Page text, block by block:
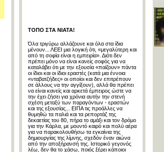
ΤΟΠΟ ΣΤΑ ΝΙΑΤΑ!
Όλα τριγύρω αλλάζουνε και όλα στα ίδια
μένουν... ΛΕΕΙ μια λογική ότι, «μεγαλύτερη και
από τη σοφία είναι η εμπειρία». Διότι δεν
πρέπει μόνο να είναι κανείς σοφός για να
καταλάβει ότι με την εξουσία «παίζουν» πάντα
οι ίδιοι και οι ίδιοι εραστές (κατά μια έννοια
«νταβατζήδες» οι οποίοι και δεν επιτρέπουν
σε άλλους να την αγγίξουν), αλλά θα πρέπει
να είναι κανείς και αρκετά έμπειρος ώστε να
την έχει ζήσει για χρόνια αυτήν την στενή
σχέση μεταξύ των παραγόντων - εραστών
και της εξουσίας... ΕΙΠΑ τις προάλλες να
θυμηθώ τα παλιά και τα ρεπορτάζ της
δεκαετίας του 80, πήρα το αμάξι και τον δρόμο
για την Κάρλα, με μουντό καιρό και πολύ αέρα
για να παρακολουθήσω τα εγκαίνια της
δημιουργίας της λίμνης, σχεδόν έναν αιώνα
από την αποξήρανσή της. Ιστορικό γεγονός
λέω, δεν θα το χάσω, ποιός ξέρει κάποιοι